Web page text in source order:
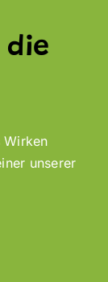
die
Wirken
unserer